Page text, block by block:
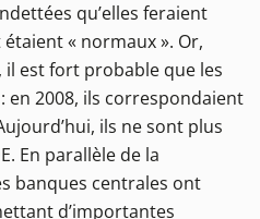
qu’elles feraient
« normaux ». Or,
est fort probable que les
en 2008, ils correspondaient
ils ne sont plus
En parallèle de la
banques centrales ont
d’importantes